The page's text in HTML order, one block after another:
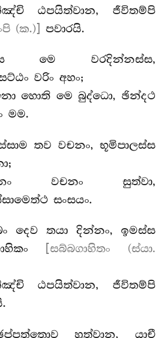
ඨපයිත්වාන, ජීවිතම්පි
(ක.)] පවාරයි.
මෙ වරදින්නස්ස,
වරිං අහං;
හොති මෙ බුද්ධො, ඡින්දථ
මම.
තව වචනං, භූමිපාලස්ස
වචනං සුත්වා,
සංසයං.
දෙව තයා දින්නං, ඉමස්ස
[සබ්බගාහිතං (ස්යා.
ඨපයිත්වාන, ජීවිතම්පි
හුත්වාන, යාචී